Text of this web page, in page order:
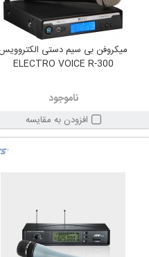
میکروفن بی سیم دستی
ELECTRO VOICE R-300
ناموجود
افزودن به مقایسه